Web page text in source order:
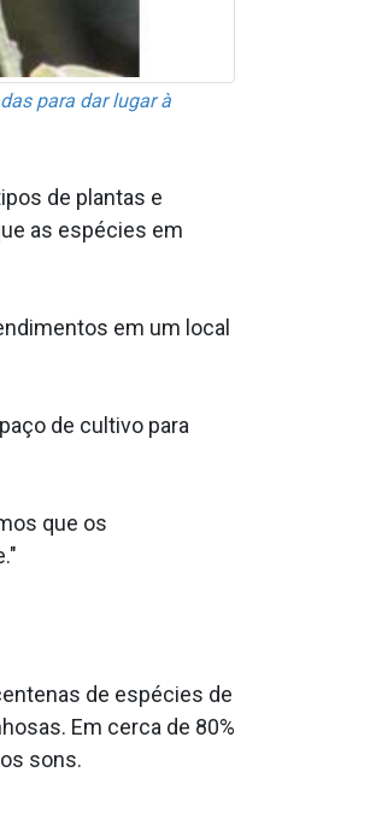
para dar lugar à
de plantas e
as espécies em
em um local
de cultivo para
que os
de espécies de
Em cerca de 80%
sons.